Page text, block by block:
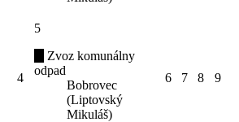
4
5
Zvoz komunálny
odpad
Bobrovec
(Liptovský
Mikuláš)
6 7 8 9